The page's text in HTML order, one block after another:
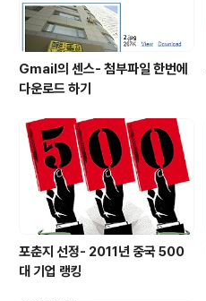
Gmail의 센스- 첨부파일 한번에
다운로드 하기
포춘지 선정- 2011년 중국 500
대 기업 랭킹